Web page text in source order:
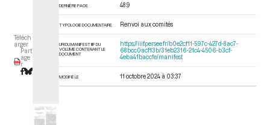
Téléch
arger
Part
age
r
i
d
o
DERNIÈRE PAGE 489
TYPOLOGIE DOCUMENTAIRE Renvoi aux comités
URI DU MANIFEST IIIF DU
VOLUME CONTENANT LE
DOCUMENT
https://iiif.persee.fr/b0e2cf11-597c-427d-8ac7-
68bcc0acf13b/31eb2316-21c4-4506-b3cf-
4eba41baccfe/manifest
MODIFIÉ LE 11 octobre 2024 à 03:37